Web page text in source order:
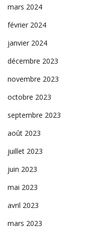
mars 2024
février 2024
janvier 2024
décembre 2023
novembre 2023
octobre 2023
septembre 2023
août 2023
juillet 2023
juin 2023
mai 2023
avril 2023
mars 2023